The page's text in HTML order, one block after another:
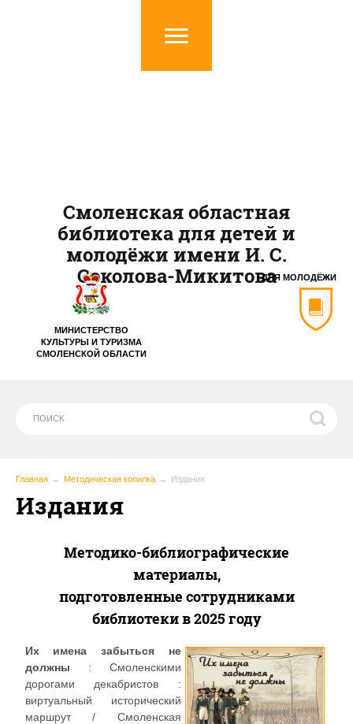
МИНИСТЕРСТВО
КУЛЬТУРЫ И ТУРИЗМА
СМОЛЕНСКОЙ ОБЛАСТИ
ДЛЯ МОЛОДЁЖИ
Смоленская областная
библиотека для детей и
молодёжи имени И. С.
Соколова-Микитова
Главная Методическая копилка Издания
Издания
Методико-библиографические
материалы,
подготовленные сотрудниками
библиотеки в 2025 году
Их имена забыться не
должны : Смоленскими
дорогами декабристов :
виртуальный исторический
маршрут / Смоленская